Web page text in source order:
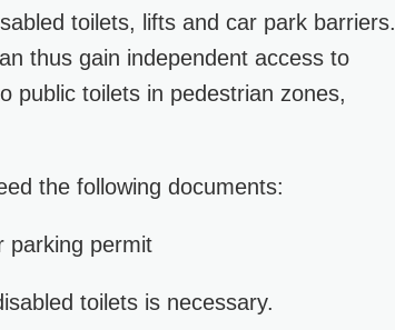
toilets, lifts and car park barriers.
thus gain independent access to
public toilets in pedestrian zones,
the following documents:
parking permit
toilets is necessary.